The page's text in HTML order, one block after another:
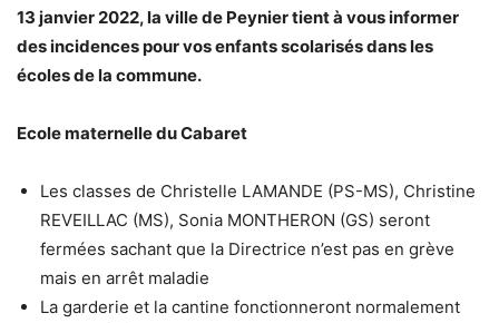
13 janvier 2022, la ville de Peynier tient à vous informer
des incidences pour vos enfants scolarisés dans les
écoles de la commune.
Ecole maternelle du Cabaret
Les classes de Christelle LAMANDE (PS-MS), Christine
REVEILLAC (MS), Sonia MONTHERON (GS) seront
fermées sachant que la Directrice n’est pas en grève
mais en arrêt maladie
La garderie et la cantine fonctionneront normalement